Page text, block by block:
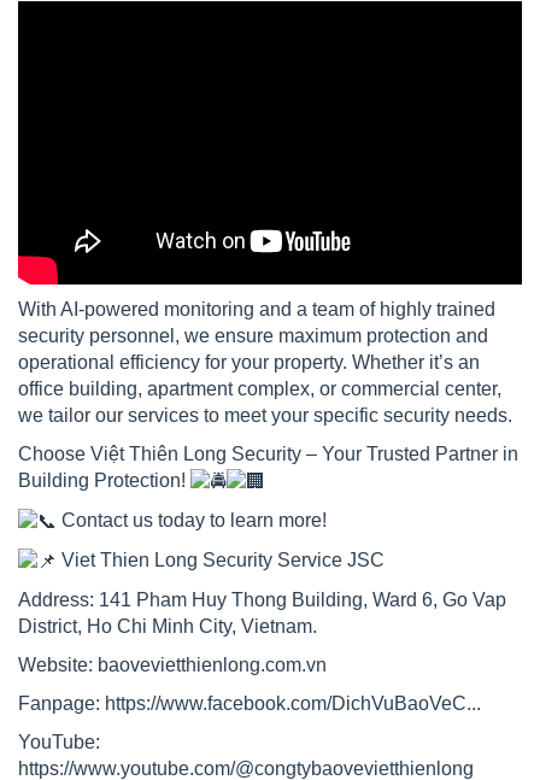
With AI-powered monitoring and a team of highly trained
security personnel, we ensure maximum protection and
operational efficiency for your property. Whether it’s an
office building, apartment complex, or commercial center,
we tailor our services to meet your specific security needs.
Choose Việt Thiên Long Security – Your Trusted Partner in
Building Protection!
Contact us today to learn more!
Viet Thien Long Security Service JSC
Address: 141 Pham Huy Thong Building, Ward 6, Go Vap
District, Ho Chi Minh City, Vietnam.
Website: baovevietthienlong.com.vn
Fanpage: https://www.facebook.com/DichVuBaoVeC...
YouTube:
https://www.youtube.com/@congtybaovevietthienlong